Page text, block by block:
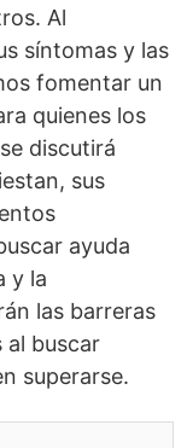
Al
sí­ntomas y las
fomentar un
quienes los
discutirá
sus
ayuda
y la
las barreras
al buscar
superarse.